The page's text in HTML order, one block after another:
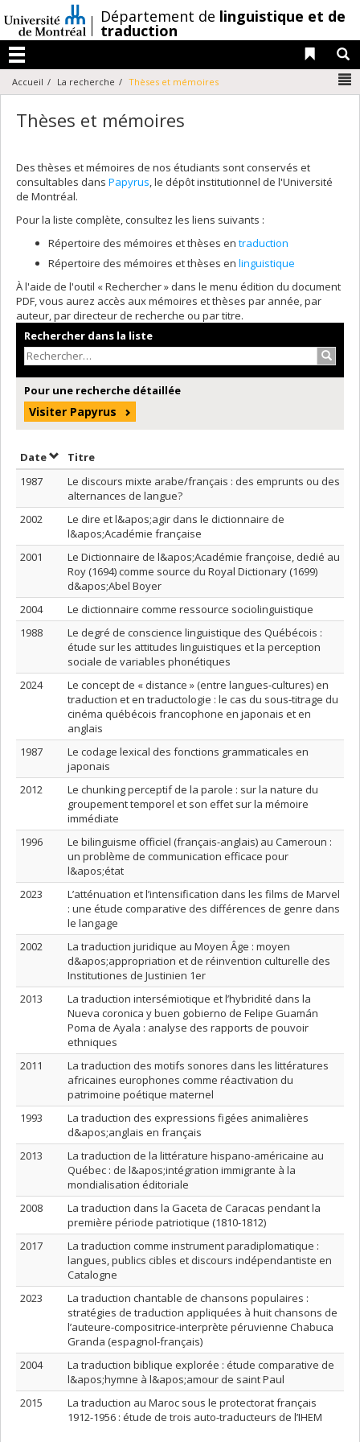
au
contenu
/Département de linguistique et de
traduction
Menu
Liens
Accueil La recherche Thèses et mémoires
Thèses et mémoires
Des thèses et mémoires de nos étudiants sont conservés et
consultables dans Papyrus, le dépôt institutionnel de l'Université
de Montréal.
Pour la liste complète, consultez les liens suivants :
Répertoire des mémoires et thèses en traduction
Répertoire des mémoires et thèses en linguistique
À l'aide de l'outil « Rechercher » dans le menu édition du document
PDF, vous aurez accès aux mémoires et thèses par année, par
auteur, par directeur de recherche ou par titre.
Rechercher dans la liste
Pour une recherche détaillée
Visiter Papyrus
DateTrier par date en ordre décroissant
Titre
1987
Le discours mixte arabe/français : des emprunts ou des
alternances de langue?
2002
Le dire et l&apos;agir dans le dictionnaire de
l&apos;Académie française
2001
Le Dictionnaire de l&apos;Académie françoise, dedié au
Roy (1694) comme source du Royal Dictionary (1699)
d&apos;Abel Boyer
2004
Le dictionnaire comme ressource sociolinguistique
1988
Le degré de conscience linguistique des Québécois :
étude sur les attitudes linguistiques et la perception
sociale de variables phonétiques
2024
Le concept de « distance » (entre langues-cultures) en
traduction et en traductologie : le cas du sous-titrage du
cinéma québécois francophone en japonais et en
anglais
1987
Le codage lexical des fonctions grammaticales en
japonais
2012
Le chunking perceptif de la parole : sur la nature du
groupement temporel et son effet sur la mémoire
immédiate
1996
Le bilinguisme officiel (français-anglais) au Cameroun :
un problème de communication efficace pour
l&apos;état
2023
L’atténuation et l’intensification dans les films de Marvel
: une étude comparative des différences de genre dans
le langage
2002
La traduction juridique au Moyen Âge : moyen
d&apos;appropriation et de réinvention culturelle des
Institutiones de Justinien 1er
2013
La traduction intersémiotique et l’hybridité dans la
Nueva coronica y buen gobierno de Felipe Guamán
Poma de Ayala : analyse des rapports de pouvoir
ethniques
2011
La traduction des motifs sonores dans les littératures
africaines europhones comme réactivation du
patrimoine poétique maternel
1993
La traduction des expressions figées animalières
d&apos;anglais en français
2013
La traduction de la littérature hispano-américaine au
Québec : de l&apos;intégration immigrante à la
mondialisation éditoriale
2008
La traduction dans la Gaceta de Caracas pendant la
première période patriotique (1810-1812)
2017
La traduction comme instrument paradiplomatique :
langues, publics cibles et discours indépendantiste en
Catalogne
2023
La traduction chantable de chansons populaires :
stratégies de traduction appliquées à huit chansons de
l’auteure-compositrice-interprète péruvienne Chabuca
Granda (espagnol-français)
2004
La traduction biblique explorée : étude comparative de
l&apos;hymne à l&apos;amour de saint Paul
2015
La traduction au Maroc sous le protectorat français
1912-1956 : étude de trois auto-traducteurs de l’IHEM